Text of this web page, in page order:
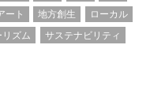
ート 地方創生
ローカル
ズム
サステナビリティ